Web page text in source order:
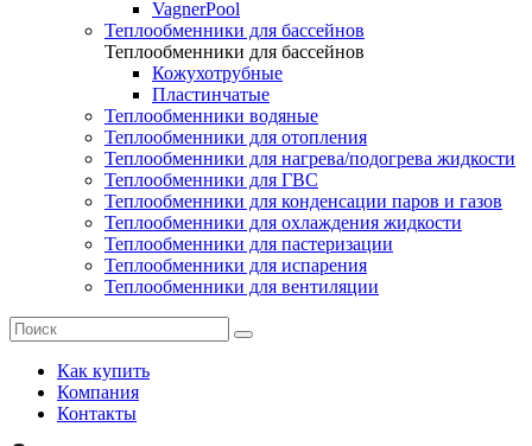
VagnerPool
Теплообменники для бассейнов
Теплообменники для бассейнов
Кожухотрубные
Пластинчатые
Теплообменники водяные
Теплообменники для отопления
Теплообменники для нагрева/подогрева жидкости
Теплообменники для ГВС
Теплообменники для конденсации паров и газов
Теплообменники для охлаждения жидкости
Теплообменники для пастеризации
Теплообменники для испарения
Теплообменники для вентиляции
Как купить
Компания
Контакты